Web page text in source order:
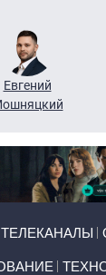
Евгений
ТЕЛЕКАНАЛЫ